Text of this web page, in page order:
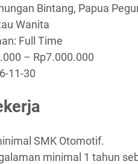
Bintang, Papua
Wanita
Full Time
– Rp7.000.000
11-30
SMK Otomotif.
minimal 1 tahun